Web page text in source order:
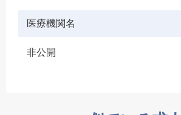
医療機関名
非公開